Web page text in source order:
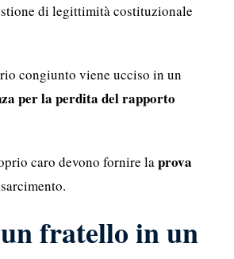
di legittimità costituzionale
congiunto viene ucciso in un
per la perdita del rapporto
caro devono fornire laprova
fratello in un